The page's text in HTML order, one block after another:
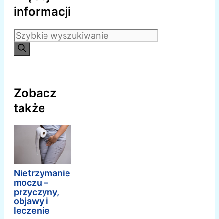
informacji
Szukaj:
Zobacz
także
Nietrzymanie
moczu –
przyczyny,
objawy i
leczenie